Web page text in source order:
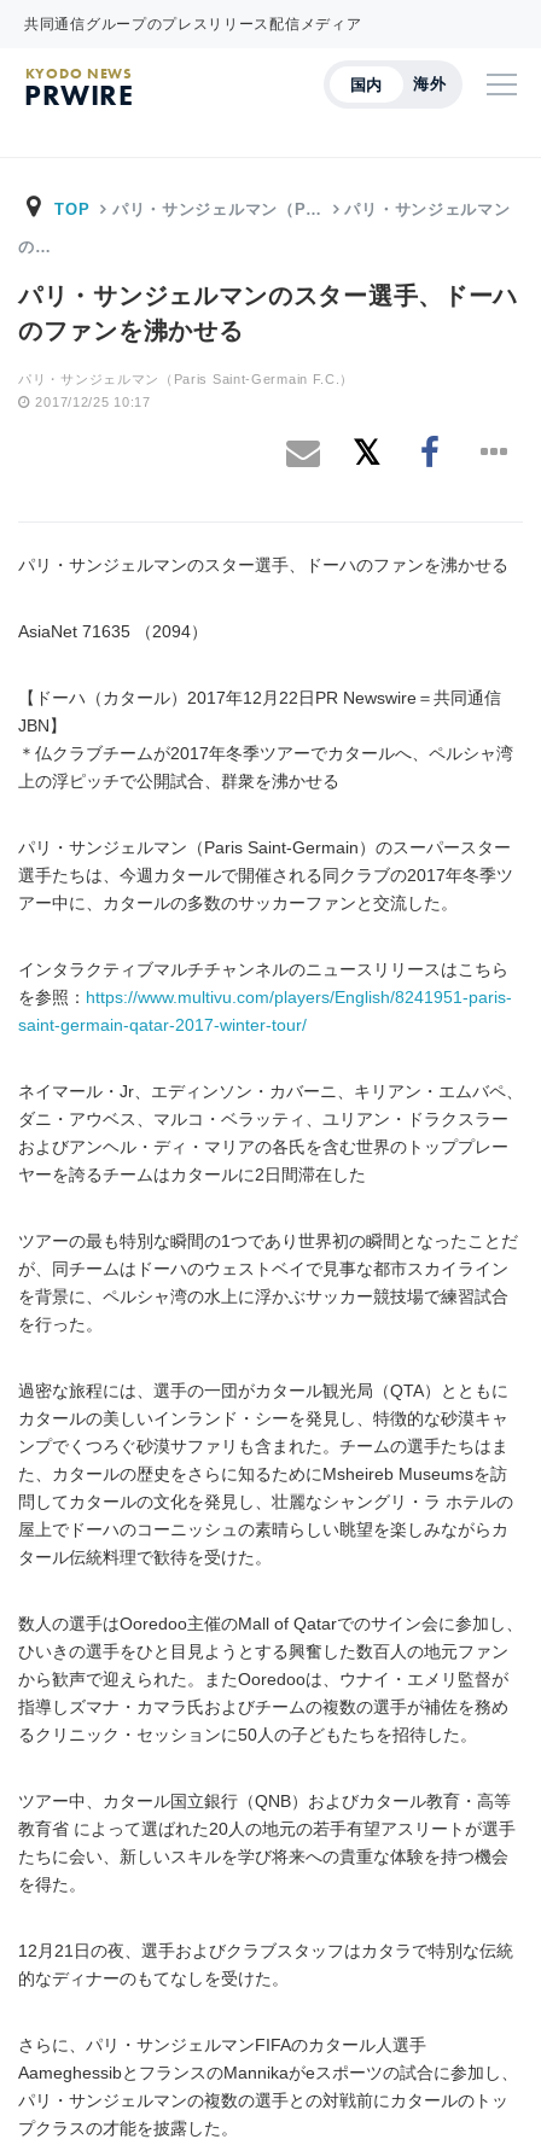
共同通信グループのプレスリリース配信メディア
国内 海外
KYODO NEWS
PRWIRE
TOP パリ・サンジェルマン（P… パリ・サンジェルマン
の…
パリ・サンジェルマンのスター選手、ドーハ
のファンを沸かせる
パリ・サンジェルマン（Paris Saint-Germain F.C.）
2017/12/25 10:17
パリ・サンジェルマンのスター選手、ドーハのファンを沸かせる
AsiaNet 71635 （2094）
【ドーハ（カタール）2017年12月22日PR Newswire＝共同通信
JBN】
＊仏クラブチームが2017年冬季ツアーでカタールへ、ペルシャ湾
上の浮ピッチで公開試合、群衆を沸かせる
パリ・サンジェルマン（Paris Saint-Germain）のスーパースター
選手たちは、今週カタールで開催される同クラブの2017年冬季ツ
アー中に、カタールの多数のサッカーファンと交流した。
インタラクティブマルチチャンネルのニュースリリースはこちら
を参照： https://www.multivu.com/players/English/8241951-paris-
saint-germain-qatar-2017-winter-tour/
ネイマール・Jr、エディンソン・カバーニ、キリアン・エムバペ、
ダニ・アウベス、マルコ・ベラッティ、ユリアン・ドラクスラー
およびアンヘル・ディ・マリアの各氏を含む世界のトッププレー
ヤーを誇るチームはカタールに2日間滞在した
ツアーの最も特別な瞬間の1つであり世界初の瞬間となったことだ
が、同チームはドーハのウェストベイで見事な都市スカイライン
を背景に、ペルシャ湾の水上に浮かぶサッカー競技場で練習試合
を行った。
過密な旅程には、選手の一団がカタール観光局（QTA）とともに
カタールの美しいインランド・シーを発見し、特徴的な砂漠キャ
ンプでくつろぐ砂漠サファリも含まれた。チームの選手たちはま
た、カタールの歴史をさらに知るためにMsheireb Museumsを訪
問してカタールの文化を発見し、壮麗なシャングリ・ラ ホテルの
屋上でドーハのコーニッシュの素晴らしい眺望を楽しみながらカ
タール伝統料理で歓待を受けた。
数人の選手はOoredoo主催のMall of Qatarでのサイン会に参加し、
ひいきの選手をひと目見ようとする興奮した数百人の地元ファン
から歓声で迎えられた。またOoredooは、ウナイ・エメリ監督が
指導しズマナ・カマラ氏およびチームの複数の選手が補佐を務め
るクリニック・セッションに50人の子どもたちを招待した。
ツアー中、カタール国立銀行（QNB）およびカタール教育・高等
教育省 によって選ばれた20人の地元の若手有望アスリートが選手
たちに会い、新しいスキルを学び将来への貴重な体験を持つ機会
を得た。
12月21日の夜、選手およびクラブスタッフはカタラで特別な伝統
的なディナーのもてなしを受けた。
さらに、パリ・サンジェルマンFIFAのカタール人選手
AameghessibとフランスのMannikaがeスポーツの試合に参加し、
パリ・サンジェルマンの複数の選手との対戦前にカタールのトッ
プクラスの才能を披露した。